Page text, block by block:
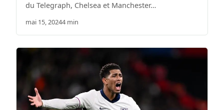
du Telegraph, Chelsea et Manchester…
mai 15, 20244 min